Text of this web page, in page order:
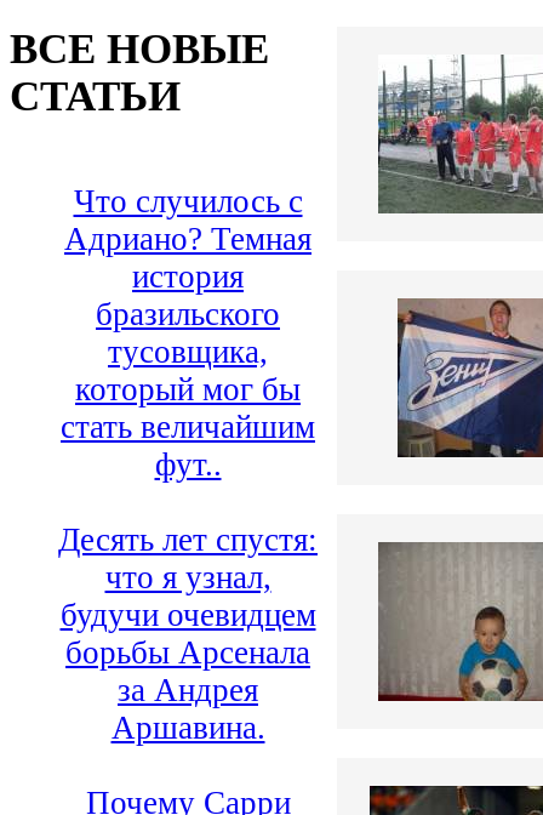
ВСЕ НОВЫЕ
СТАТЬИ
Что случилось с
Адриано? Темная
история
бразильского
тусовщика,
который мог бы
стать величайшим
фут..
Десять лет спустя:
что я узнал,
будучи очевидцем
борьбы Арсенала
за Андрея
Аршавина.
Почему Сарри